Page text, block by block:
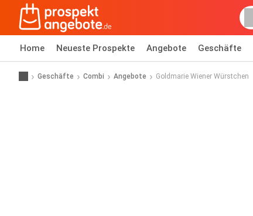
Home Neueste Prospekte Angebote Geschäfte
Geschäfte Combi Angebote Goldmarie Wiener Würstchen